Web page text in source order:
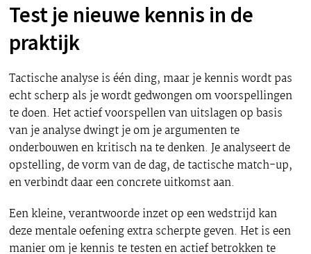
Test je nieuwe kennis in de
praktijk
Tactische analyse is één ding, maar je kennis wordt pas
echt scherp als je wordt gedwongen om voorspellingen
te doen. Het actief voorspellen van uitslagen op basis
van je analyse dwingt je om je argumenten te
onderbouwen en kritisch na te denken. Je analyseert de
opstelling, de vorm van de dag, de tactische match-up,
en verbindt daar een concrete uitkomst aan.
Een kleine, verantwoorde inzet op een wedstrijd kan
deze mentale oefening extra scherpte geven. Het is een
manier om je kennis te testen en actief betrokken te